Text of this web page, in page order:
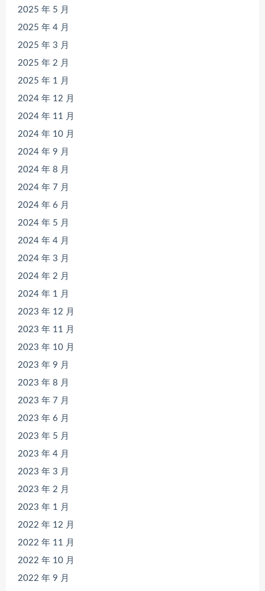
2025 年 5 月
2025 年 4 月
2025 年 3 月
2025 年 2 月
2025 年 1 月
2024 年 12 月
2024 年 11 月
2024 年 10 月
2024 年 9 月
2024 年 8 月
2024 年 7 月
2024 年 6 月
2024 年 5 月
2024 年 4 月
2024 年 3 月
2024 年 2 月
2024 年 1 月
2023 年 12 月
2023 年 11 月
2023 年 10 月
2023 年 9 月
2023 年 8 月
2023 年 7 月
2023 年 6 月
2023 年 5 月
2023 年 4 月
2023 年 3 月
2023 年 2 月
2023 年 1 月
2022 年 12 月
2022 年 11 月
2022 年 10 月
2022 年 9 月